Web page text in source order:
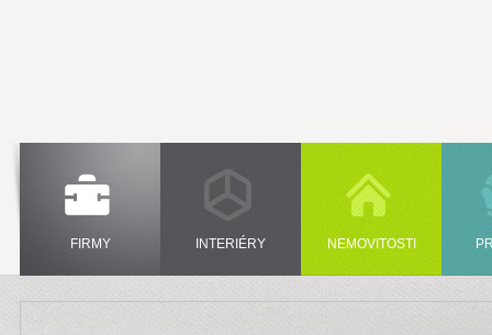
FIRMY INTERIÉRY NEMOVITOSTI